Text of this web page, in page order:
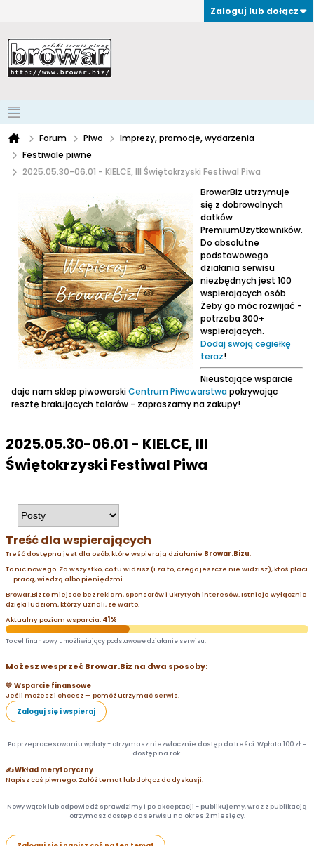
Zaloguj lub dołącz
Forum Piwo
Imprezy, promocje, wydarzenia
Festiwale piwne
2025.05.30-06.01 - KIELCE, III Świętokrzyski Festiwal Piwa
BrowarBiz utrzymuje
się z dobrowolnych
datków
PremiumUżytkowników.
Do absolutne
podstawowego
działania serwisu
niezbędnych jest 100
wspierających osób.
Żeby go móc rozwijać -
potrzeba 300+
wspierających.
Dodaj swoją cegiełkę
teraz!
Nieustające wsparcie
daje nam sklep piwowarskiCentrum Piwowarstwapokrywając
resztę brakujących talarów - zapraszamy na zakupy!
2025.05.30-06.01 - KIELCE, III
Świętokrzyski Festiwal Piwa
Treść dla wspierających
Treść dostępna jest dla osób, które wspierają działanie Browar.Bizu.
To nic nowego. Za wszystko, co tu widzisz (i za to, czego jeszcze nie widzisz), ktoś płaci
— pracą, wiedzą albo pieniędzmi.
Browar.Biz to miejsce bez reklam, sponsorów i ukrytych interesów. Istnieje wyłącznie
dzięki ludziom, którzy uznali, że warto.
Aktualny poziom wsparcia: 41%
To cel finansowy umożliwiający podstawowe działanie serwisu.
Możesz wesprzeć Browar.Biz na dwa sposoby:
💛 Wsparcie finansowe
Jeśli możesz i chcesz — pomóż utrzymać serwis.
Zaloguj się i wspieraj
Po przeprocesowaniu wpłaty - otrzymasz niezwłocznie dostęp do treści. Wpłata 100 zł =
dostęp na rok.
✍️ Wkład merytoryczny
Napisz coś piwnego. Załóż temat lub dołącz do dyskusji.
Nowy wątek lub odpowiedź sprawdzimy i po akceptacji - publikujemy, wraz z publikacją
otrzymasz dostęp do serwisu na okres 2 miesięcy.